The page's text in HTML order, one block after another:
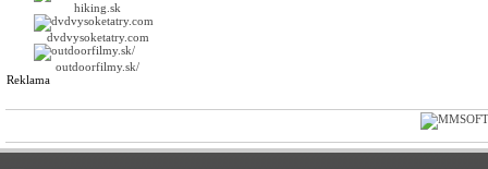
hiking.sk
dvdvysoketatry.com
outdoorfilmy.sk/
Reklama